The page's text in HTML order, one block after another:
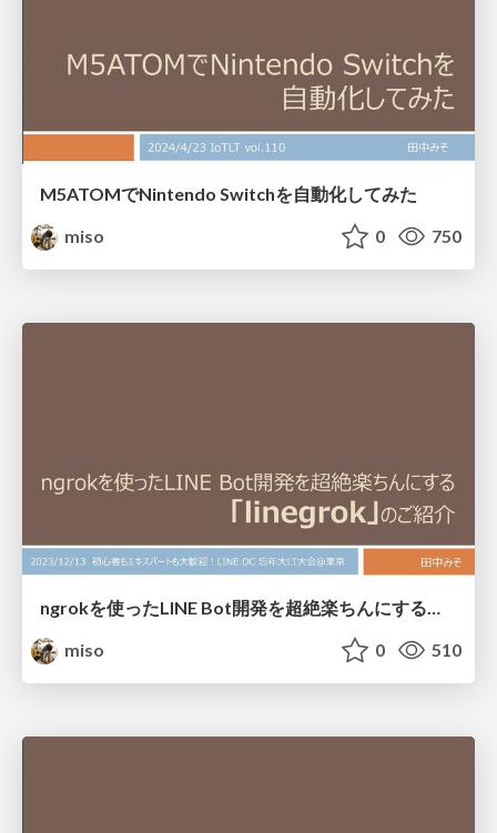
M5ATOMでNintendo Switchを自動化してみた
miso
0 750
miso
0 510